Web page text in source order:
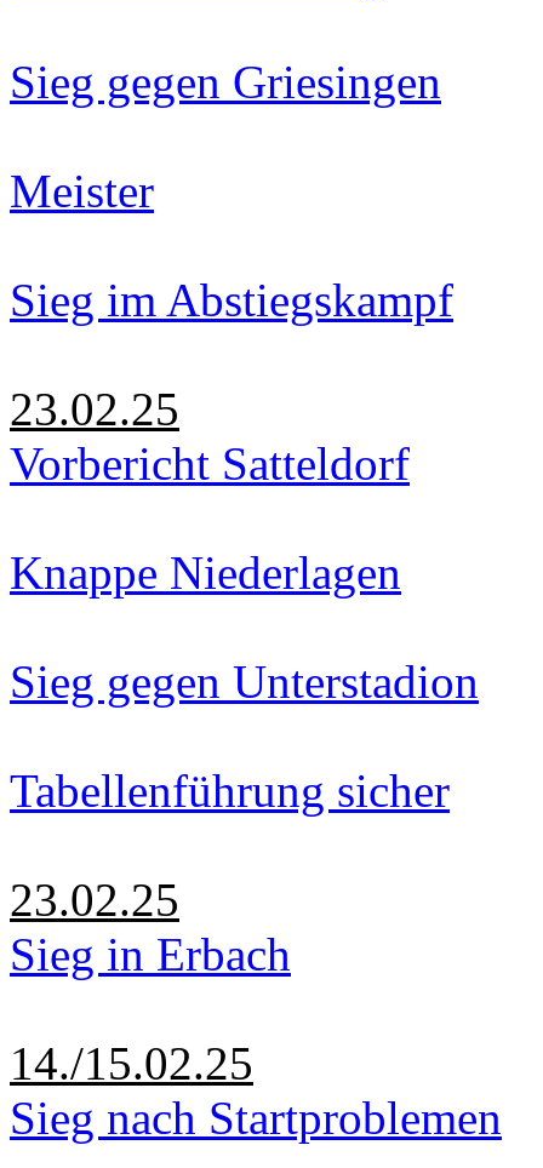
Sieg gegen Griesingen
Meister
Sieg im Abstiegskampf
23.02.25
Vorbericht Satteldorf
Knappe Niederlagen
Sieg gegen Unterstadion
Tabellenführung sicher
23.02.25
Sieg in Erbach
14./15.02.25
Sieg nach Startproblemen